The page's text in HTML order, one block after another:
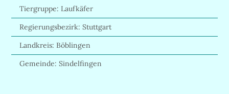
Tiergruppe: Laufkäfer
Regierungsbezirk: Stuttgart
Landkreis: Böblingen
Gemeinde: Sindelfingen